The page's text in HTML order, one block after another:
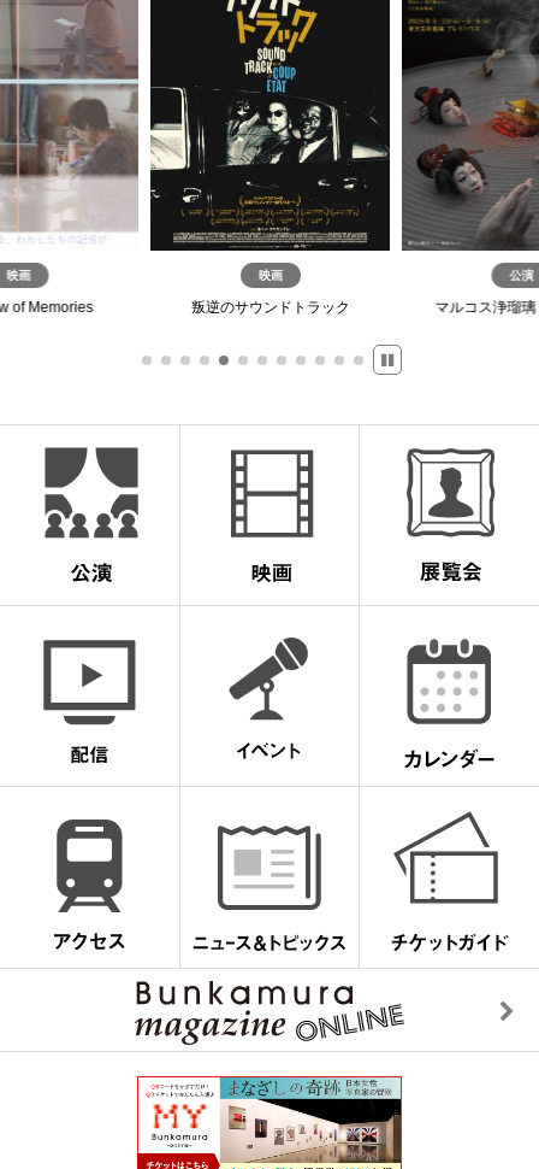
映画
ンドトラック
公演
マルコス浄瑠璃『金閣寺』
公演
務川慧悟×久末航